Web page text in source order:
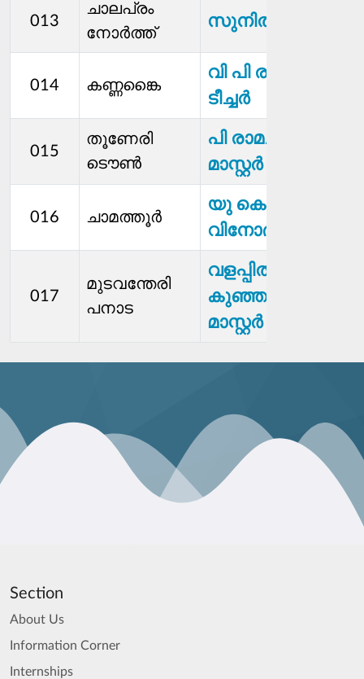
013
ചാലപ്രം
നോർത്ത്
സുനിൽ
014 കണ്ണങ്കൈ
വി പി രഞ്ജിഷ
ടീച്ചർ
015
തൂണേരി
ടൌൺ
പി രാമചന്ദ്രന്‍
മാസ്റ്റർ
016 ചാമത്തൂർ
യു കെ
വിനോദ്കുമാർ
017
മുടവന്തേരി
പനാട
വളപ്പിൽ
കുഞ്ഞമ്മദ്
മാസ്റ്റർ
Section
About Us
Information Corner
Internships